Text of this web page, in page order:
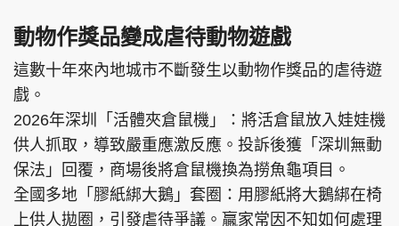
動物作獎品變成虐待動物遊戲
這數十年來內地城市不斷發生以動物作獎品的虐待遊
戲。
2026年深圳「活體夾倉鼠機」：將活倉鼠放入娃娃機
供人抓取，導致嚴重應激反應。投訴後獲「深圳無動
保法」回覆，商場後將倉鼠機換為撈魚龜項目。
全國多地「膠紙綁大鵝」套圈：用膠紙將大鵝綁在椅
上供人拋圈，引發虐待爭議。贏家常因不知如何處理